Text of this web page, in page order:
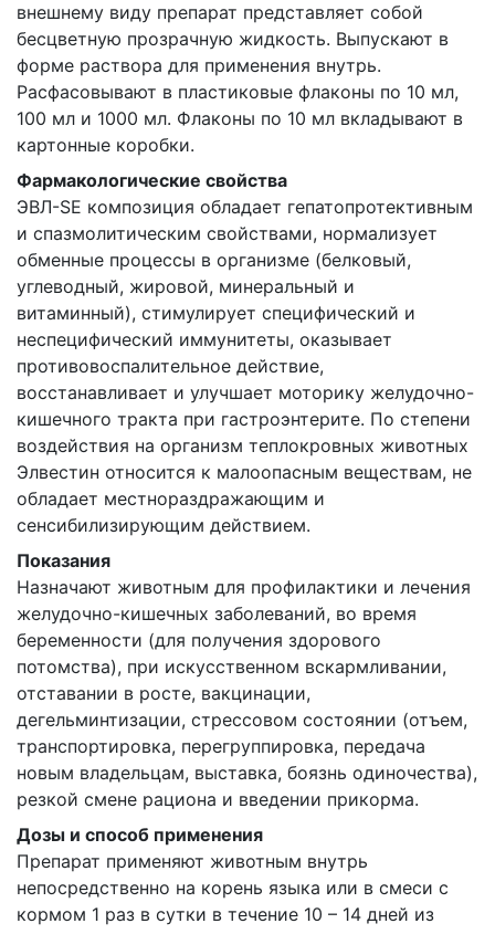
внешнему виду препарат представляет собой
бесцветную прозрачную жидкость. Выпускают в
форме раствора для применения внутрь.
Расфасовывают в пластиковые флаконы по 10 мл,
100 мл и 1000 мл. Флаконы по 10 мл вкладывают в
картонные коробки.
Фармакологические свойства
ЭВЛ-SE композиция обладает гепатопротективным
и спазмолитическим свойствами, нормализует
обменные процессы в организме (белковый,
углеводный, жировой, минеральный и
витаминный), стимулирует специфический и
неспецифический иммунитеты, оказывает
противовоспалительное действие,
восстанавливает и улучшает моторику желудочно-
кишечного тракта при гастроэнтерите. По степени
воздействия на организм теплокровных животных
Элвестин относится к малоопасным веществам, не
обладает местнораздражающим и
сенсибилизирующим действием.
Показания
Назначают животным для профилактики и лечения
желудочно-кишечных заболеваний, во время
беременности (для получения здорового
потомства), при искусственном вскармливании,
отставании в росте, вакцинации,
дегельминтизации, стрессовом состоянии (отъем,
транспортировка, перегруппировка, передача
новым владельцам, выставка, боязнь одиночества),
резкой смене рациона и введении прикорма.
Дозы и способ применения
Препарат применяют животным внутрь
непосредственно на корень языка или в смеси с
кормом 1 раз в сутки в течение 10 – 14 дней из